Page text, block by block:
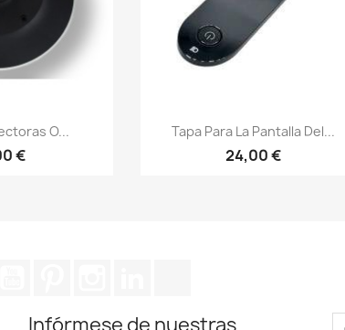
rápidaO...
€
Vista rápida
Tapa Para La Pantalla Del...
24,00 €
Infórmese de nuestras